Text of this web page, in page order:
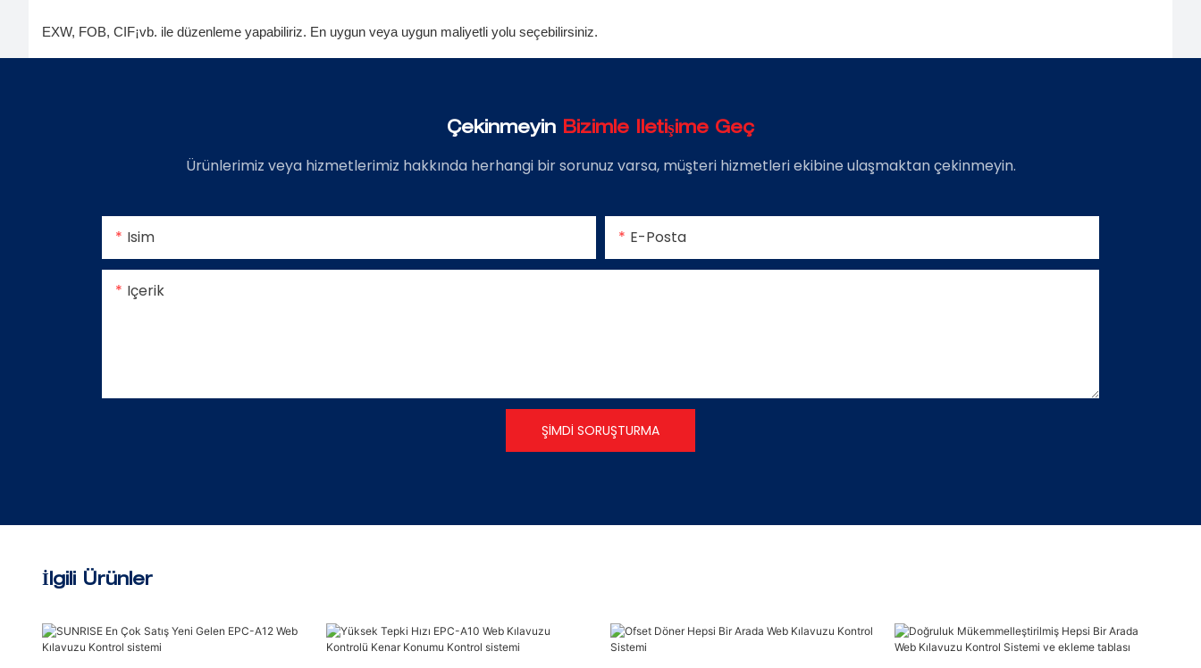
EXW, FOB, CIF¡vb. ile düzenleme yapabiliriz. En uygun veya uygun maliyetli yolu seçebilirsiniz.
Çekinmeyin Bizimle Iletişime Geç
Ürünlerimiz veya hizmetlerimiz hakkında herhangi bir sorunuz varsa, müşteri hizmetleri ekibine ulaşmaktan çekinmeyin.
Isim E-Posta
Içerik
ŞIMDI SORUŞTURMA
İlgili Ürünler